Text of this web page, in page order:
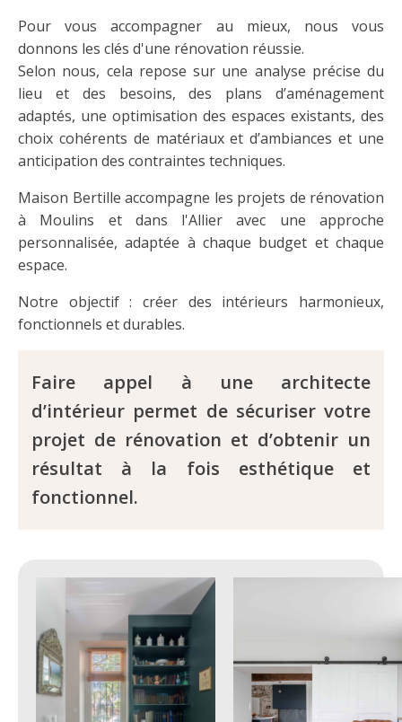
Pour vous accompagner au mieux, nous vous
donnons les clés d'une rénovation réussie.
Selon nous, cela repose sur une analyse précise du
lieu et des besoins, des plans d’aménagement
adaptés, une optimisation des espaces existants, des
choix cohérents de matériaux et d’ambiances et une
anticipation des contraintes techniques.
Maison Bertille accompagne les projets de rénovation
à Moulins et dans l'Allier avec une approche
personnalisée, adaptée à chaque budget et chaque
espace.
Notre objectif : créer des intérieurs harmonieux,
fonctionnels et durables.
Faire appel à une architecte
d’intérieur permet de sécuriser votre
projet de rénovation et d’obtenir un
résultat à la fois esthétique et
fonctionnel.